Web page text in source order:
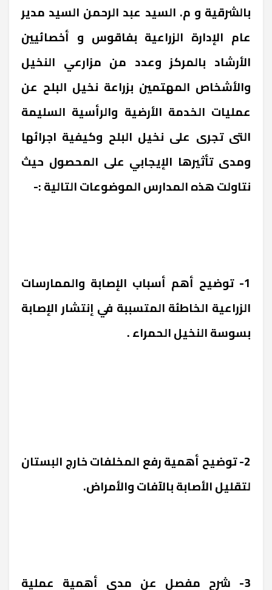
بالشرقية و م. السيد عبد الرحمن السيد مدير
عام الإدارة الزراعية بفاقوس و أخصائيين
الأرشاد بالمركز وعدد من مزارعي النخيل
والأشخاص المهتمين بزراعة نخيل البلح عن
عمليات الخدمة الأرضية والرأسية السليمة
التى تجرى على نخيل البلح وكيفية اجرائها
ومدى تأثيرها الإيجابي على المحصول حيث
نتاولت هذه المدارس الموضوعات التالية :-
1- توضيح أهم أسباب الإصابة والممارسات
الزراعية الخاطئة المتسببة في إنتشار الإصابة
بسوسة النخيل الحمراء .
2- توضيح أهمية رفع المخلفات خارج البستان
لتقليل الأصابة بالآفات والأمراض.
3- شرح مفصل عن مدى أهمية عملية